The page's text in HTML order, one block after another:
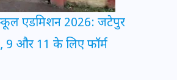
एडमिशन 2026: जटेपुर
9 और 11 के लिए फॉर्म